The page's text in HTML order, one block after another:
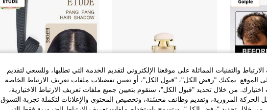
والتقنيات المماثلة على موقعنا الإلكتروني لتقديم الخدمة التي تطلبها، وللسعي لتقديم
الموقع. يمكنك "رفض الكل"، "قبول الكل"، أو تعيين تفضيلات ملفات تعريف الارتباط الخاصة
من خلال تحديد "قبول الكل"، سنقوم بتعيين جميع ملفات تعريف الارتباط الاختيارية،
الحركة المرورية، وتقديم وظائف محسّنة، وتخصيص المحتوى والإعلانات لتكملة تجربة التسوق